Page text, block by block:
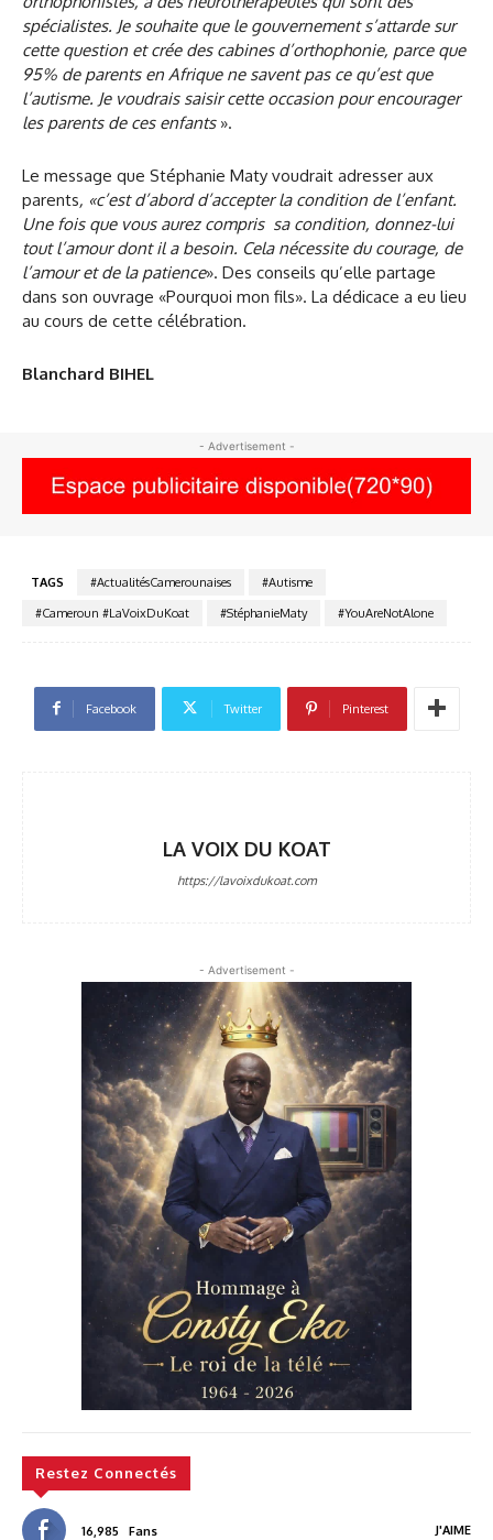
spécialistes. Je souhaite que le gouvernement s’attarde sur
cette question et crée des cabines d’orthophonie, parce que
95% de parents en Afrique ne savent pas ce qu’est que
l’autisme. Je voudrais saisir cette occasion pour encourager
les parents de ces enfants».
Le message que Stéphanie Maty voudrait adresser aux
parents, «c’est d’abord d’accepter la condition de l’enfant.
Une fois que vous aurez compris sa condition, donnez-lui
tout l’amour dont il a besoin. Cela nécessite du courage, de
l’amour et de la patience». Des conseils qu’elle partage
dans son ouvrage «Pourquoi mon fils». La dédicace a eu lieu
au cours de cette célébration.
Blanchard BIHEL
- Advertisement -
TAGS #ActualitésCamerounaises
#Autisme
#Cameroun #LaVoixDuKoat
#StéphanieMaty #YouAreNotAlone
Facebook Twitter Pinterest
LA VOIX DU KOAT
https://lavoixdukoat.com
- Advertisement -
Restez Connectés
16,985 Fans J'AIME